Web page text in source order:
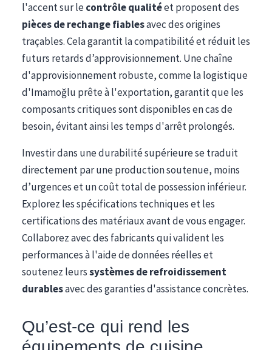
l'accent sur lecontrôle qualitéet proposent des
pièces de rechange fiablesavec des origines
traçables. Cela garantit la compatibilité et réduit les
futurs retards d’approvisionnement. Une chaîne
d'approvisionnement robuste, comme la logistique
d'Imamoğlu prête à l'exportation, garantit que les
composants critiques sont disponibles en cas de
besoin, évitant ainsi les temps d'arrêt prolongés.
Investir dans une durabilité supérieure se traduit
directement par une production soutenue, moins
d’urgences et un coût total de possession inférieur.
Explorez les spécifications techniques et les
certifications des matériaux avant de vous engager.
Collaborez avec des fabricants qui valident les
performances à l'aide de données réelles et
soutenez leurssystèmes de refroidissement
durablesavec des garanties d'assistance concrètes.
Qu’est-ce qui rend les